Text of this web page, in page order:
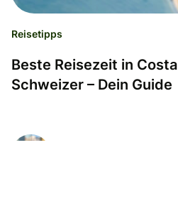
Reisetipps
Beste Reisezeit in
Schweizer – Dein Guide